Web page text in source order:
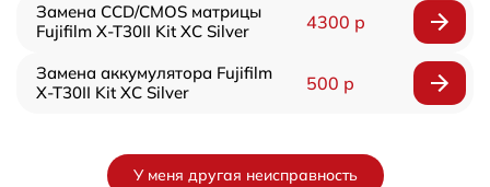
Замена CCD/CMOS матрицы
Fujifilm X-T30II Kit XC Silver
4300 р
Замена аккумулятора Fujifilm
X-T30II Kit XC Silver
500 р
У меня другая неисправность